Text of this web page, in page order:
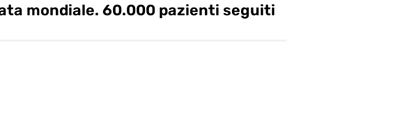
mondiale. 60.000 pazienti seguiti